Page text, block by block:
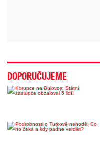
DOPORUČUJEME